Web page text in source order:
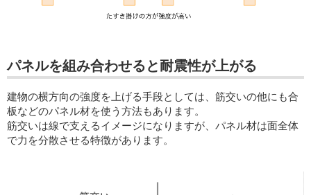
パネルを組み合わせると耐震性が上がる
建物の横方向の強度を上げる手段としては、筋交いの他にも合
板などのパネル材を使う方法もあります。
筋交いは線で支えるイメージになりますが、パネル材は面全体
で力を分散させる特徴があります。